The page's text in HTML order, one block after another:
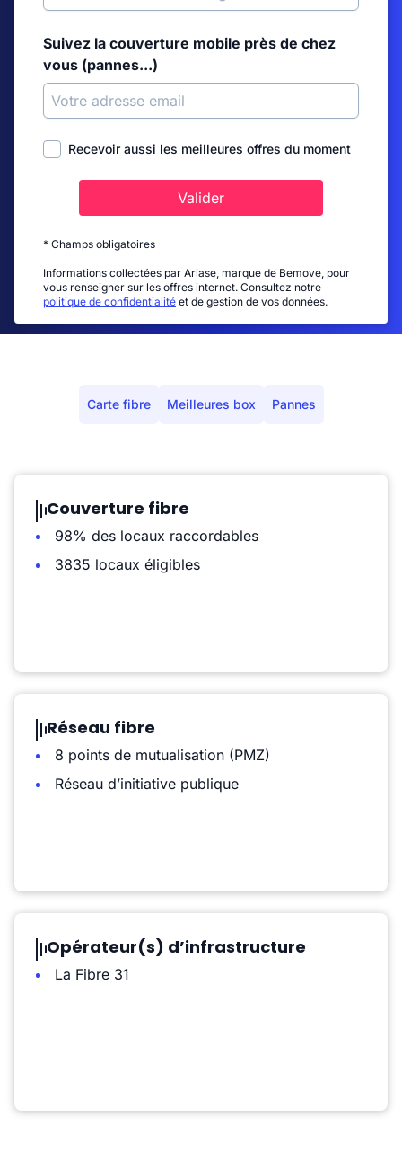
Suivez la couverture mobile près de chez
vous (pannes...)
Recevoir aussi les meilleures offres du moment
Valider
* Champs obligatoires
Informations collectées par Ariase, marque de Bemove, pour
vous renseigner sur les offres internet. Consultez notre
politique de confidentialité et de gestion de vos données.
Carte fibre Meilleures box Pannes
Couverture fibre
98% des locaux raccordables
3835 locaux éligibles
Réseau fibre
8 points de mutualisation (PMZ)
Réseau d’initiative publique
Opérateur(s) d’infrastructure
La Fibre 31